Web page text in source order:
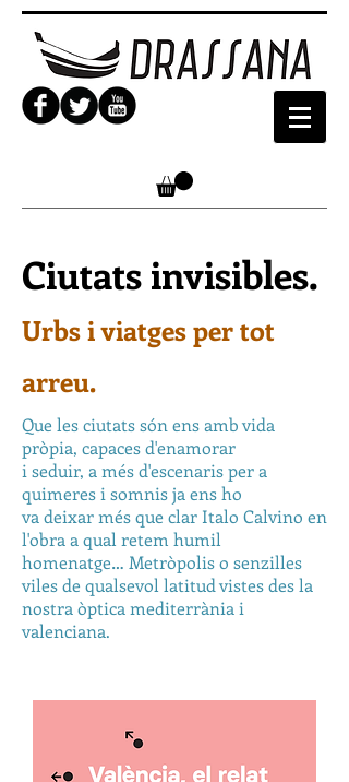
Ciutats invisibles.
Urbs i viatges per tot
arreu.
Que les ciutats són ens amb vida
pròpia, capaces d'enamorar
i seduir, a més d'escenaris per a
quimeres i somnis ja ens ho
va deixar més que clar Italo Calvino en
l'obra a qual retem humil
homenatge… Metròpolis o senzilles
vilesde qualsevol latitud vistesdes la
nostra òptica mediterrània i
valenciana.